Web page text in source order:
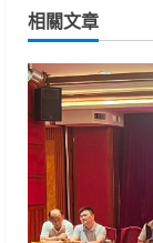
n
u
e
R
e
相關文章